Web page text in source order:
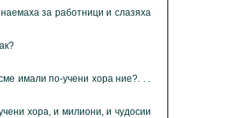
за работници и слазяха
имали по-учени хора ние?. . .
хора, и милиони, и чудосии